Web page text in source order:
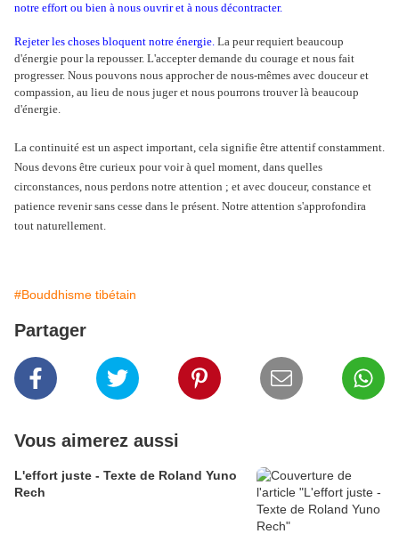
notre effort ou bien à nous ouvrir et à nous décontracter.
Rejeter les choses bloquent notre énergie. La peur requiert beaucoup
d'énergie pour la repousser. L'accepter demande du courage et nous fait
progresser. Nous pouvons nous approcher de nous-mêmes avec douceur et
compassion, au lieu de nous juger et nous pourrons trouver là beaucoup
d'énergie.
La continuité est un aspect important, cela signifie être attentif constamment.
Nous devons être curieux pour voir à quel moment, dans quelles
circonstances, nous perdons notre attention ; et avec douceur, constance et
patience revenir sans cesse dans le présent. Notre attention s'approfondira
tout naturellement.
#Bouddhisme tibétain
Partager
Vous aimerez aussi
L'effort juste - Texte de Roland Yuno
Rech